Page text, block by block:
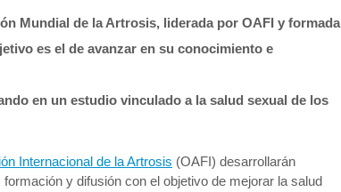
Mundial de la Artrosis, liderada por OAFI y formada
es el de avanzar en su conocimiento e
en un estudio vinculado a la salud sexual de los
Internacional de la Artrosis (OAFI) desarrollarán
y difusión con el objetivo de mejorar la salud